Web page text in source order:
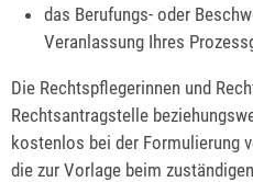
das Berufungs- oder
Veranlassung Ihres
Die Rechtspflegerinnen und
Rechtsantragstelle
kostenlos bei der Formulierung
die zur Vorlage beim